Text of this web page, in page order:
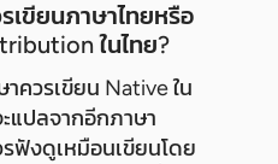
เขียนภาษาไทยหรือ
ในไทย?
ควรเขียน Native ใน
แปลจากอีกภาษา
รฟังดูเหมือนเขียนโดย